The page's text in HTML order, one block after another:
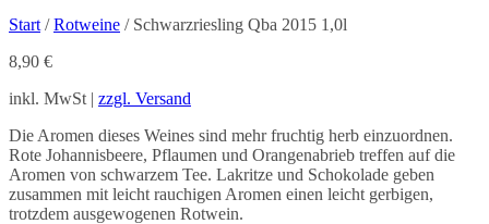
Start /Rotweine / Schwarzriesling Qba 2015 1,0l
8,90 €
inkl. MwSt | zzgl. Versand
Die Aromen dieses Weines sind mehr fruchtig herb einzuordnen.
Rote Johannisbeere, Pflaumen und Orangenabrieb treffen auf die
Aromen von schwarzem Tee. Lakritze und Schokolade geben
zusammen mit leicht rauchigen Aromen einen leicht gerbigen,
trotzdem ausgewogenen Rotwein.